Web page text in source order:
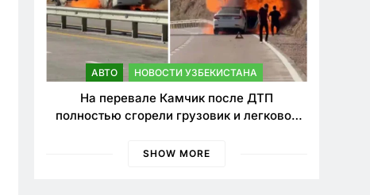
АВТО НОВОСТИ УЗБЕКИСТАНА
На перевале Камчик после ДТП
полностью сгорели грузовик и легковой
SHOW MORE